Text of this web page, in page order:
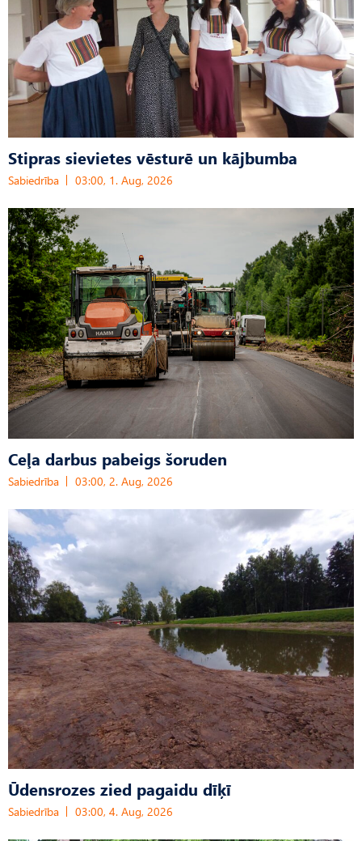
Stipras sievietes vēsturē un kājbumba
Sabiedrība 03:00, 1. Aug, 2026
Ceļa darbus pabeigs šoruden
Sabiedrība 03:00, 2. Aug, 2026
Ūdensrozes zied pagaidu dīķī
Sabiedrība 03:00, 4. Aug, 2026